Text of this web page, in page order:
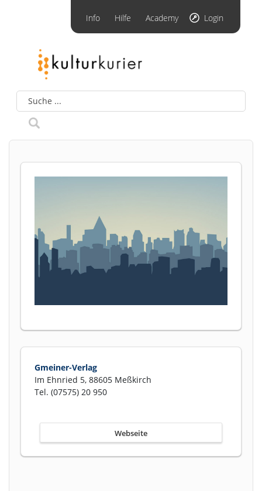
Info Hilfe Academy Login
Gmeiner-Verlag
Im Ehnried 5, 88605 Meßkirch
Tel. (07575) 20 950
Webseite